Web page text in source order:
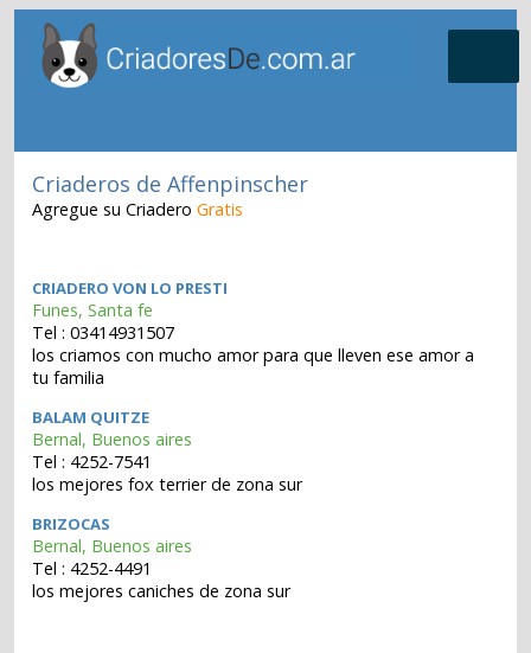
Criaderos de Affenpinscher
Agregue su CriaderoGratis
CRIADERO VON LO PRESTI
Funes, Santa fe
Tel : 03414931507
los criamos con mucho amor para que lleven ese amor a
tu familia
BALAM QUITZE
Bernal, Buenos aires
Tel : 4252-7541
los mejores fox terrier de zona sur
BRIZOCAS
Bernal, Buenos aires
Tel : 4252-4491
los mejores caniches de zona sur